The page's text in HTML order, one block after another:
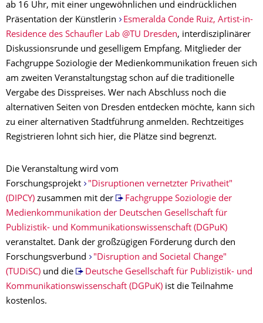
ab 16 Uhr, mit einer ungewöhnlichen und eindrücklichen
Präsentation der Künstlerin
Esmeralda Conde Ruiz, Artist-in-
Residence des Schaufler Lab @TU Dresden, interdisziplinärer
Diskussionsrunde und geselligem Empfang. Mitglieder der
Fachgruppe Soziologie der Medienkommunikation freuen sich
am zweiten Veranstaltungstag schon auf die traditionelle
Vergabe des Disspreises. Wer nach Abschluss noch die
alternativen Seiten von Dresden entdecken möchte, kann sich
zu einer alternativen Stadtführung anmelden. Rechtzeitiges
Registrieren lohnt sich hier, die Plätze sind begrenzt.
Die Veranstaltung wird vom
Forschungsprojekt
"Disruptionen vernetzter Privatheit"
(DIPCY) zusammen mit der
Fachgruppe Soziologie der
Medienkommunikation der Deutschen Gesellschaft für
Publizistik- und Kommunikationswissenschaft (DGPuK)
veranstaltet. Dank der großzügigen Förderung durch den
Forschungsverbund
"Disruption and Societal Change"
(TUDiSC) und die
Deutsche Gesellschaft für Publizistik- und
Kommunikationswissenschaft (DGPuK) ist die Teilnahme
kostenlos.